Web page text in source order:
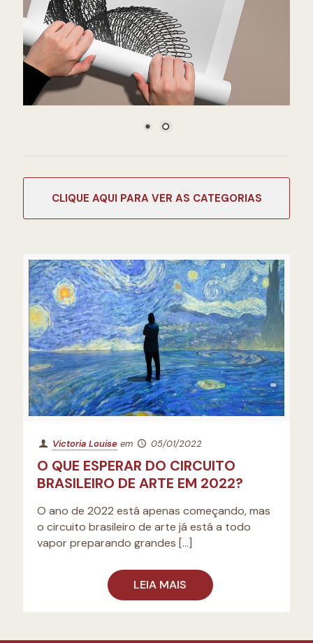
Victoria Louise em 05/01/2022
O QUE ESPERAR DO CIRCUITO
BRASILEIRO DE ARTE EM 2022?
O ano de 2022 está apenas começando, mas
o circuito brasileiro de arte já está a todo
vapor preparando grandes […]
LEIA MAIS
CATEGORIAS